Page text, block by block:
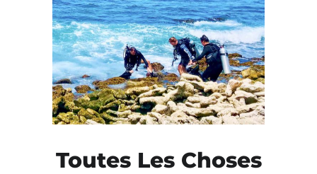
Toutes Les Choses